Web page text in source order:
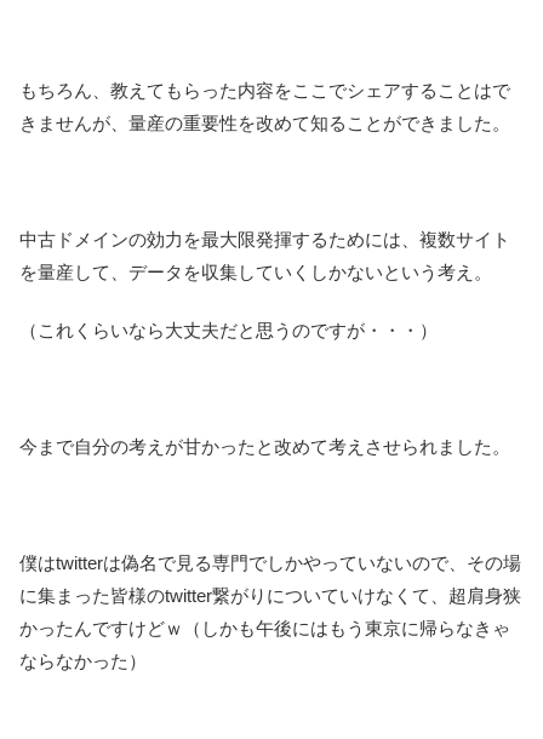
もちろん、教えてもらった内容をここでシェアすることはで
きませんが、量産の重要性を改めて知ることができました。
中古ドメインの効力を最大限発揮するためには、複数サイト
を量産して、データを収集していくしかないという考え。
（これくらいなら大丈夫だと思うのですが・・・）
今まで自分の考えが甘かったと改めて考えさせられました。
僕はtwitterは偽名で見る専門でしかやっていないので、その場
に集まった皆様のtwitter繋がりについていけなくて、超肩身狭
かったんですけどｗ（しかも午後にはもう東京に帰らなきゃ
ならなかった）